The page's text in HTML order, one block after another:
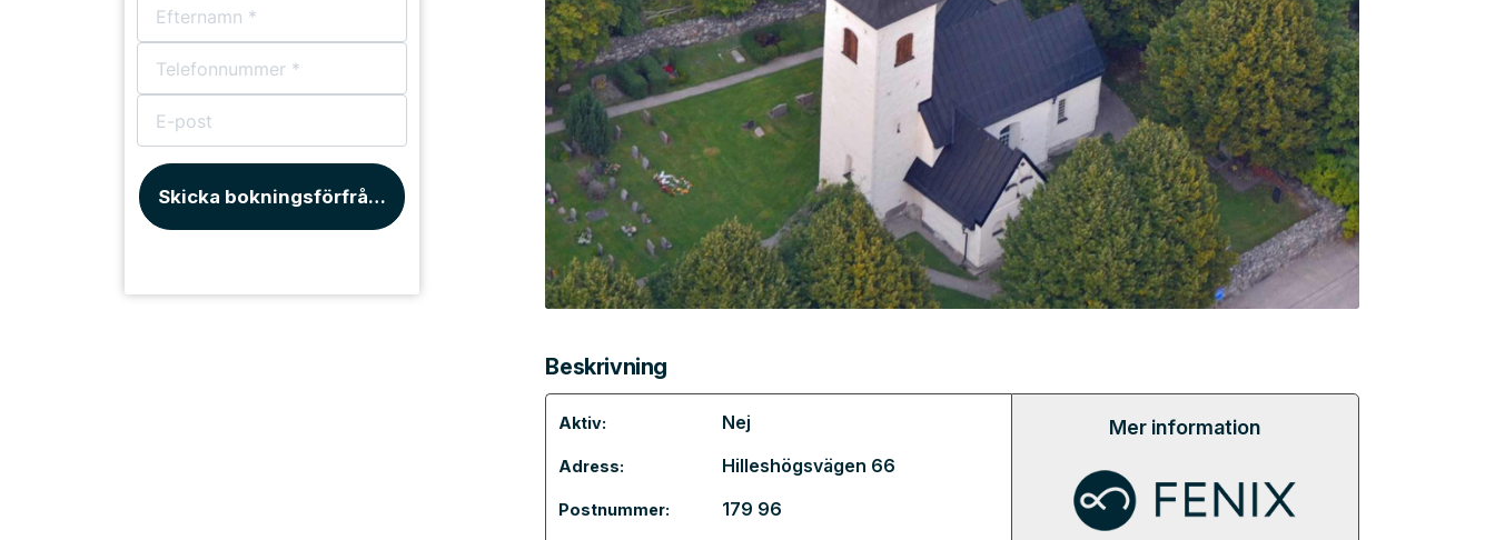
Skicka bokningsförfrågan
Beskrivning
Aktiv: Nej
Adress: Hilleshögsvägen 66
Postnummer: 179 96
Mer information